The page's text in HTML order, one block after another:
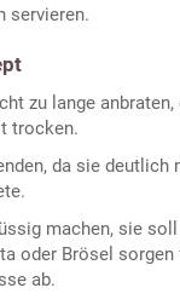
servieren.
zu lange
trocken.
da sie deutlich
machen, sie
oder Brösel
ab.